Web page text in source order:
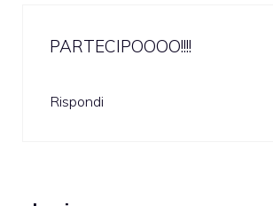
PARTECIPOOOO!!!!
Rispondi